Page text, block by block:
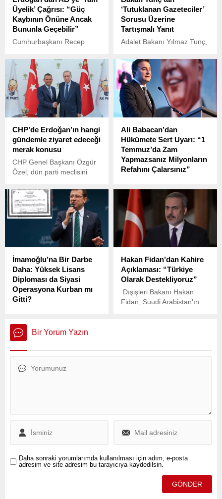
Üyelik’ Çağrısı: “Güç
Kaybının Önüne Ancak
Bununla Geçebilir”
Cumhurbaşkanı Recep
Başbakanı Donald Tusk ile
yaptığı görüşme sonrasında
düzenlenen ortak basın
toplantısında önemli
açıklamalarda bulundu.
‘Tutuklanan Gazeteciler’
Sorusu Üzerine
Tartışmalı Yanıt
Adalet Bakanı Yılmaz Tunç,
öncesinde gündeme ilişkin
açıklamalarda bulundu.
CHP’de Erdoğan’ın hangi
gündemle ziyaret edeceği
merak konusu
CHP Genel Başkanı Özgür
Özel, dün parti meclisini
normalleşme sürecinden
belediyelerin çalışmalarına
kadar pek çok konu ele
alındı.
Ali Babacan’dan
Hükümete Sert Uyarı: “1
Temmuz’da Zam
Yapmazsanız Milyonların
Refahını Çalarsınız”
Ali Babacan, Eskişehir’de
katıldığı bir televizyon
programında gündeme dair
önemli açıklamalarda
bulundu.
İmamoğlu’na Bir Darbe
Daha: Yüksek Lisans
Diploması da Siyasi
Operasyona Kurban mı
Gitti?
Cumhurbaşkanı adayı
Ekrem İmamoğlu’na yönelik
yürütülen siyasi
perde daha açıldı.
Hakan Fidan’dan Kahire
Açıklaması: “Türkiye
Olarak Destekliyoruz”
Dışişleri Bakanı Hakan
Fidan, Suudi Arabistan’ın
Toplantısı’nda önemli
Bir Yorum Yazın
Daha sonraki yorumlarımda kullanılması için adım, e-posta
adresim ve site adresim bu tarayıcıya kaydedilsin.